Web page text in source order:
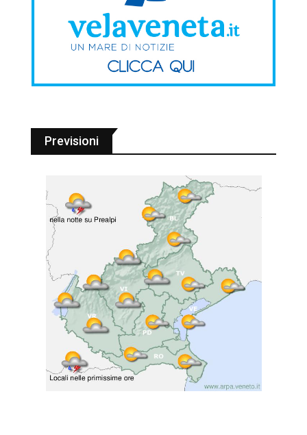
Previsioni